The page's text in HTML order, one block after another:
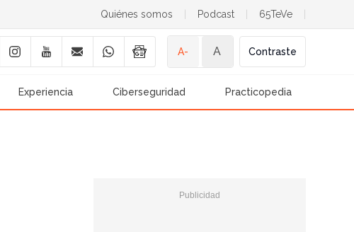
Quiénes somos Podcast 65TeVe
A- A Contraste
Experiencia Ciberseguridad Practicopedia